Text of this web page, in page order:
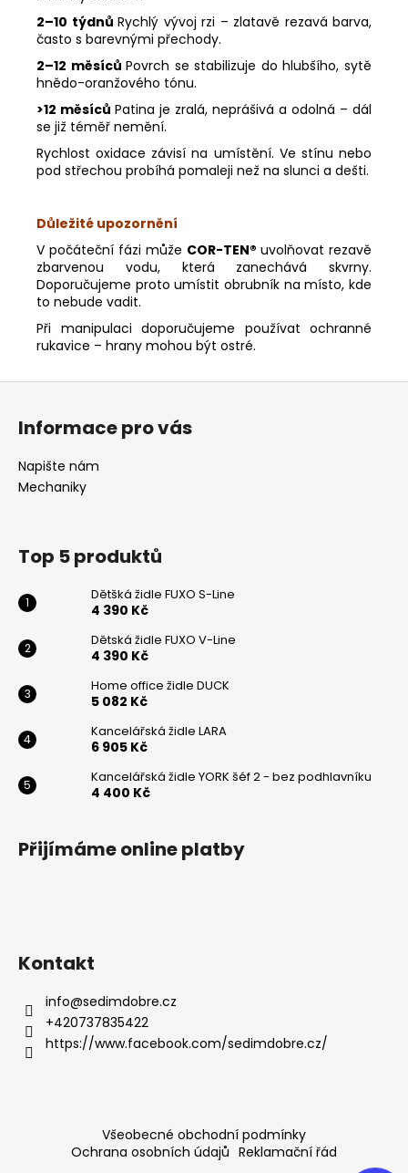
2–10 týdnů Rychlý vývoj rzi – zlatavě rezavá barva,
často s barevnými přechody.
2–12 měsícůPovrch se stabilizuje do hlubšího, sytě
hnědo-oranžového tónu.
>12 měsíců Patina je zralá, neprášivá a odolná – dál
se již téměř nemění.
Rychlost oxidace závisí na umístění. Ve stínu nebo
pod střechou probíhá pomaleji než na slunci a dešti.
Důležité upozornění
V počáteční fázi může COR-TEN® uvolňovat rezavě
zbarvenou vodu, která zanechává skvrny.
Doporučujeme proto umístit obrubník na místo, kde
to nebude vadit.
Při manipulaci doporučujeme používat ochranné
rukavice – hrany mohou být ostré.
Z
Informace pro vás
Napište nám
Mechaniky
Top 5 produktů
Dětšká židle FUXO S-Line
4 390 Kč
Dětská židle FUXO V-Line
4 390 Kč
Home office židle DUCK
5 082 Kč
Kancelářská židle LARA
6 905 Kč
Kancelářská židle YORK šéf 2 - bez podhlavníku
4 400 Kč
Přijímáme online platby
Kontakt
info@sedimdobre.cz
+420737835422
https://www.facebook.com/sedimdobre.cz/
Všeobecné obchodní podmínky
Ochrana osobních údajů Reklamační řád